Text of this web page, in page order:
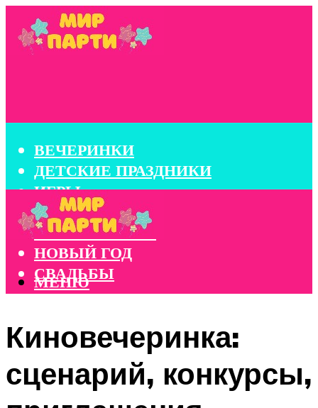
ВЕЧЕРИНКИ
ДЕТСКИЕ ПРАЗДНИКИ
ИГРЫ
КОНКУРСЫ
КОРПОРАТИВЫ
НОВЫЙ ГОД
СВАДЬБЫ
МЕНЮ
Киновечеринка:
сценарий, конкурсы,